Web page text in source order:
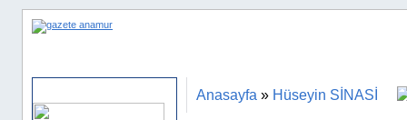
Anasayfa » Hüseyin SİNASİ